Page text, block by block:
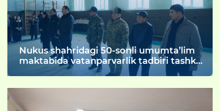
Nukus shahridagi 50-sonli umumta’lim
maktabida vatanparvarlik tadbiri tashkil